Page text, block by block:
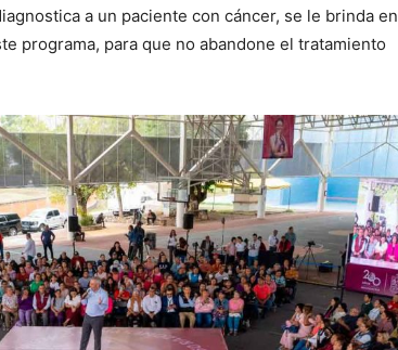
a un paciente con cáncer, se le brinda en
programa, para que no abandone el tratamiento